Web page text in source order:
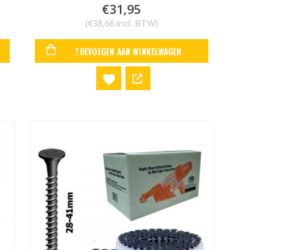
0out of 5
€31,95
(€38,66incl. BTW)
TOEVOEGEN AAN WINKELWAGEN